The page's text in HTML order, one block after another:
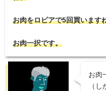
お肉をロピアで5回買います
お肉一択です。
お肉
（